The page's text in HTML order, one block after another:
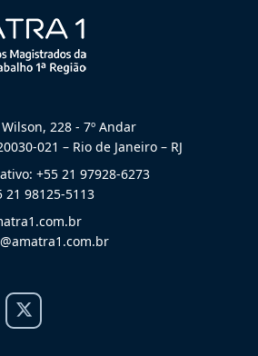
228 - 7º Andar
021 – Rio de Janeiro – RJ
+55 21 97928-6273
21 98125-5113